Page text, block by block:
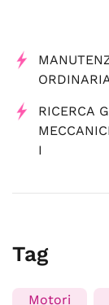
RICERCA
I
Tag
Motori